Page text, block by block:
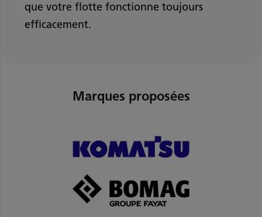
que votre flotte fonctionne toujours
efficacement.
Marques proposées